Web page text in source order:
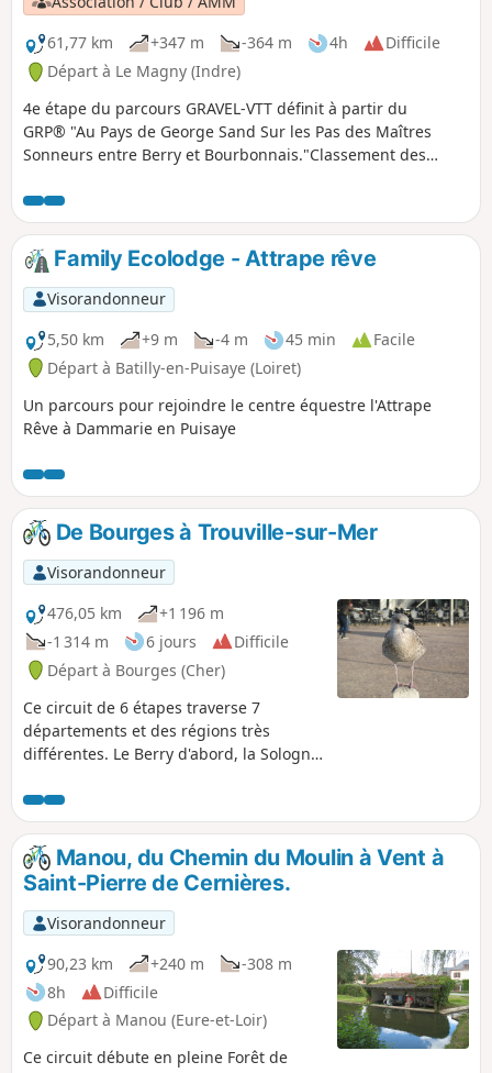
61,77 km
+347 m -364 m 4h
Difficile
Départ à Le Magny (Indre)
4e étape du parcours GRAVEL-VTT définit à partir du
GRP® "Au Pays de George Sand Sur les Pas des Maîtres
Sonneurs entre Berry et Bourbonnais."Classement des
Family Ecolodge - Attrape rêve
Visorandonneur
5,50 km
+9 m -4 m 45 min
Facile
Départ à Batilly-en-Puisaye (Loiret)
Un parcours pour rejoindre le centre équestre l'Attrape
Rêve à Dammarie en Puisaye
De Bourges à Trouville-sur-Mer
Visorandonneur
476,05 km
+1 196 m
-1 314 m
6 jours
Difficile
Départ à Bourges (Cher)
Ce circuit de 6 étapes traverse 7
départements et des régions très
différentes. Le Berry d'abord, la Sologne
randonnées, entre les nombreux
domaines privés. Passage transitoire
sur "La Loire à Vélo", avant les plaines
de la Beauce et leurs mégalithes, suivi
du Parc National Régional du Perche. La
Normandie pour continuer, avec un
parcours plus accidenté, qui se termine
Promenade Savignac, sur les mythiques
planches de la plage de Trouville-sur-
Mer.
Manou, du Chemin du Moulin à Vent à
Saint-Pierre de Cernières.
Visorandonneur
90,23 km
+240 m
-308 m
8h
Difficile
Départ à Manou (Eure-et-Loir)
Ce circuit débute en pleine Forêt de